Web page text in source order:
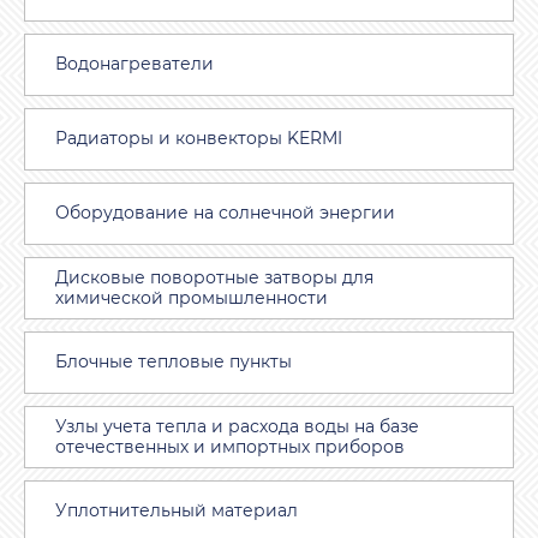
Водонагреватели
Радиаторы и конвекторы KERMI
Оборудование на солнечной энергии
Дисковые поворотные затворы для
химической промышленности
Блочные тепловые пункты
Узлы учета тепла и расхода воды на базе
отечественных и импортных приборов
Уплотнительный материал